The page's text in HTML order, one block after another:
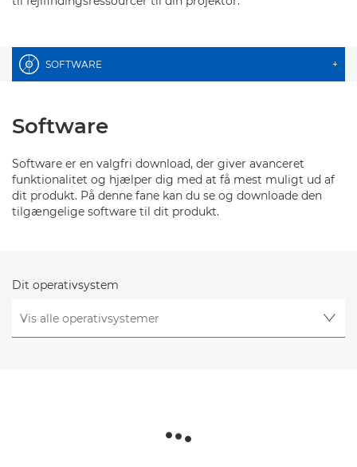
SOFTWARE +
Software
Software er en valgfri download, der giver avanceret
funktionalitet og hjælper dig med at få mest muligt ud af
dit produkt. På denne fane kan du se og downloade den
tilgængelige software til dit produkt.
Dit operativsystem